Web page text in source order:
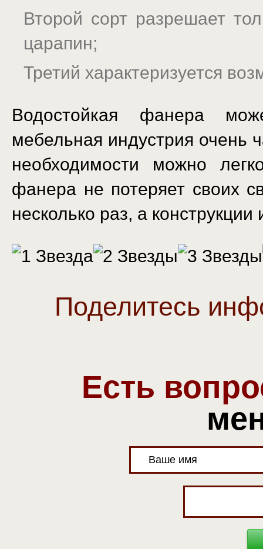
Второй сорт разрешает
царапин;
Третий характеризуется
Водостойкая фанера
мебельная индустрия очень
необходимости можно
фанера не потеряет своих
несколько раз, а конструкции
Поделитесь
Есть